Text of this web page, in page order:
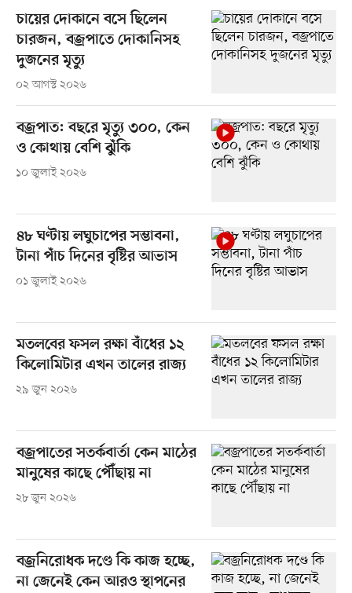
চায়ের দোকানে বসে ছিলেন
চারজন, বজ্রপাতে দোকানিসহ
দুজনের মৃত্যু
০২ আগস্ট ২০২৬
বজ্রপাত: বছরে মৃত্যু ৩০০, কেন
ও কোথায় বেশি ঝুঁকি
১০ জুলাই ২০২৬
৪৮ ঘণ্টায় লঘুচাপের সম্ভাবনা,
টানা পাঁচ দিনের বৃষ্টির আভাস
০১ জুলাই ২০২৬
মতলবের ফসল রক্ষা বাঁধের ১২
কিলোমিটার এখন তালের রাজ্য
২৯ জুন ২০২৬
বজ্রপাতের সতর্কবার্তা কেন মাঠের
মানুষের কাছে পৌঁছায় না
২৮ জুন ২০২৬
বজ্রনিরোধক দণ্ডে কি কাজ হচ্ছে,
না জেনেই কেন আরও স্থাপনের